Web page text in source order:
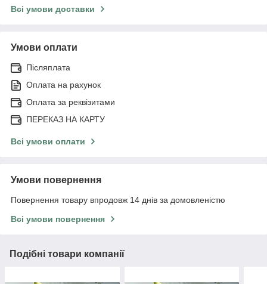
Всі умови доставки
Умови оплати
Післяплата
Оплата на рахунок
Оплата за реквізитами
ПЕРЕКАЗ НА КАРТУ
Всі умови оплати
Умови повернення
Повернення товару впродовж 14 днів за домовленістю
Всі умови повернення
Подібні товари компанії